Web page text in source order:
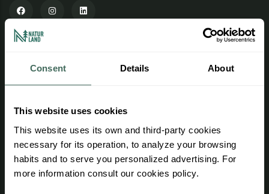
Consent Details About
This website uses cookies
This website uses its own and third-party cookies
necessary for its operation, to analyze your browsing
habits and to serve you personalized advertising. For
more information consult our cookies policy.
Travaillez avec nous
Espace professionnel
Avantages
Conditions d'achat
Accès des agents